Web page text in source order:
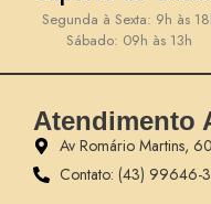
Segunda à Sexta: 9h às
Sábado: 09h às 13h
Atendimento
Av Romário Martins,
Contato: (43) 99646-